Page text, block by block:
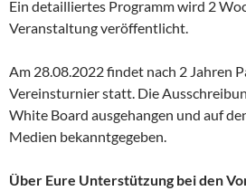
Ein detailliertes Programm wird 2
Veranstaltung veröffentlicht.
Am 28.08.2022 findet nach 2 Jahren
Vereinsturnier statt. Die
White Board ausgehangen und auf
Medien bekanntgegeben.
Über Eure Unterstützung bei den